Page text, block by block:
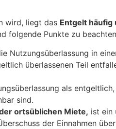
wird, liegt das Entgelt
folgende Punkte zu
Nutzungsüberlassung in
überlassenen Teil
als
sind.
ortsüblichen Miete, ist ein
der Einnahmen